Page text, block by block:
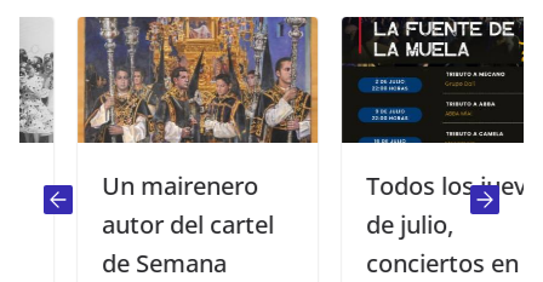
Un mairenero
autor del cartel
de Semana
Todos los jueves
de julio,
conciertos en La